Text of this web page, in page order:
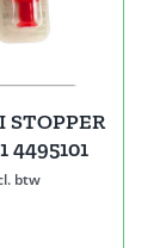
STOPPER
4495101
btw